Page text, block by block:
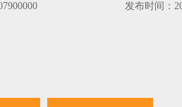
发布时间：